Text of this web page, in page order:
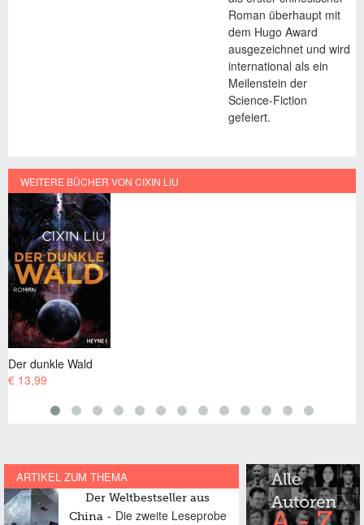
Roman überhaupt mit
dem Hugo Award
ausgezeichnet und wird
international als ein
Meilenstein der
Science-Fiction
gefeiert.
WEITERE BÜCHER VON CIXIN LIU
ARTIKEL ZUM THEMA
Der Weltbestseller aus
China
Die zweite Leseprobe